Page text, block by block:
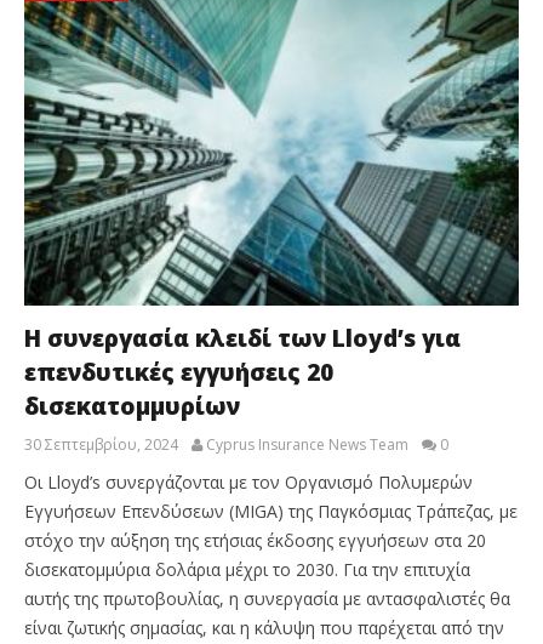
H συνεργασία κλειδί των Lloyd’s για
επενδυτικές εγγυήσεις 20
δισεκατομμυρίων
30 Σεπτεμβρίου, 2024 Cyprus Insurance News Team 0
Οι Lloyd’s συνεργάζονται με τον Οργανισμό Πολυμερών
Εγγυήσεων Επενδύσεων (MIGA) της Παγκόσμιας Τράπεζας, με
στόχο την αύξηση της ετήσιας έκδοσης εγγυήσεων στα 20
δισεκατομμύρια δολάρια μέχρι το 2030. Για την επιτυχία
αυτής της πρωτοβουλίας, η συνεργασία με αντασφαλιστές θα
είναι ζωτικής σημασίας, και η κάλυψη που παρέχεται από την